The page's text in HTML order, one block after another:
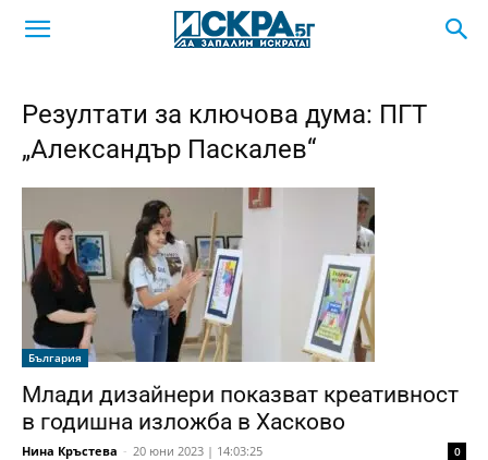
Резултати за ключова дума: ПГТ
„Александър Паскалев“
България
Млади дизайнери показват креативност
в годишна изложба в Хасково
Нина Кръстева - 20 юни 2023 | 14:03:25 0